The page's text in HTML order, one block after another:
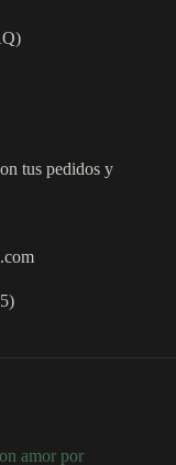
tus pedidos y
amor por